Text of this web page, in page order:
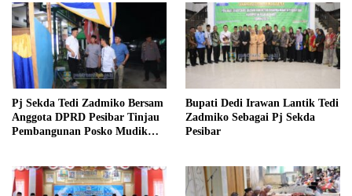
Pj Sekda Tedi Zadmiko Bersam
Anggota DPRD Pesibar Tinjau
Pembangunan Posko Mudik
Bupati Dedi Irawan Lantik Tedi
Zadmiko Sebagai Pj Sekda
Pesibar